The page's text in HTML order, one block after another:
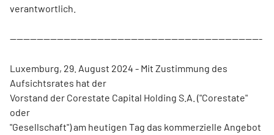
verantwortlich.
---------------------------------------------------------------------------
Luxemburg, 29. August 2024 - Mit Zustimmung des
Aufsichtsrates hat der
Vorstand der Corestate Capital Holding S.A. ("Corestate"
oder
"Gesellschaft") am heutigen Tag das kommerzielle Angebot